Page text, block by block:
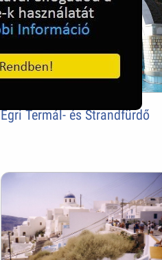
Egri Termál- és Strandfürdő